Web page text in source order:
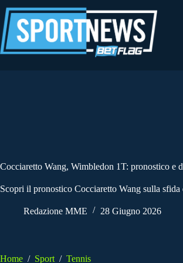
al
contenuto
Cocciaretto Wang, Wimbledon 1T: pronostico e
Scopri il pronostico Cocciaretto Wang sulla
Redazione MME 28 Giugno 2026
Home / Sport / Tennis